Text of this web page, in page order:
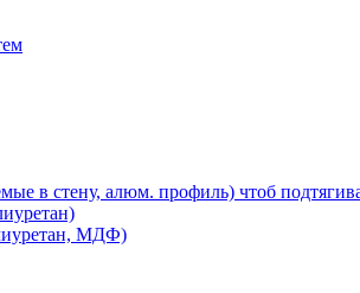
в стену, алюм. профиль) чтоб
МДФ)